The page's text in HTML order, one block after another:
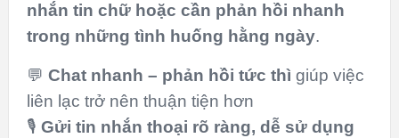
nhắn tin chữ hoặc cần phản hồi nhanh
trong những tình huống hằng ngày.
💬 Chat nhanh – phản hồi tức thì giúp việc
liên lạc trở nên thuận tiện hơn
🎙️ Gửi tin nhắn thoại rõ ràng, dễ sử dụng